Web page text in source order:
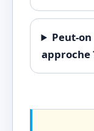
Peut-
approche